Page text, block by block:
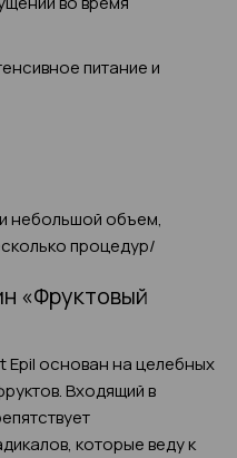
питание и
небольшой объем,
процедур/
«Фруктовый
основан на целебных
Входящий в
которые веду к